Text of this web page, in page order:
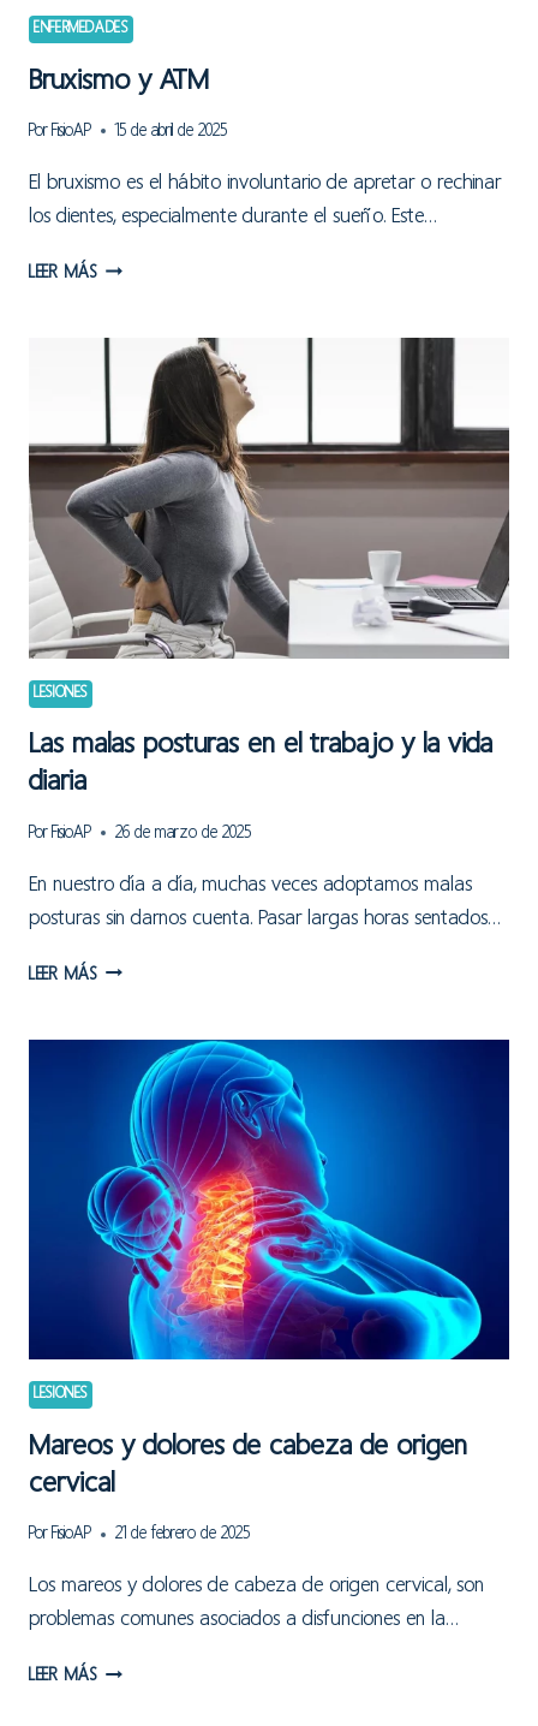
ENFERMEDADES
Bruxismo y ATM
Por FisioAP 15 de abril de 2025
El bruxismo es el hábito involuntario de apretar o rechinar
los dientes, especialmente durante el sueño. Este…
LEER MÁSBRUXISMO
LESIONES
Las malas posturas en el trabajo y la vida
diaria
Por FisioAP 26 de marzo de 2025
En nuestro día a día, muchas veces adoptamos malas
posturas sin darnos cuenta. Pasar largas horas sentados…
LEER MÁSLAS
TRABAJO
VIDA
DIARIA
LESIONES
Mareos y dolores de cabeza de origen
cervical
Por FisioAP 21 de febrero de 2025
Los mareos y dolores de cabeza de origen cervical, son
problemas comunes asociados a disfunciones en la…
LEER MÁSMAREOS